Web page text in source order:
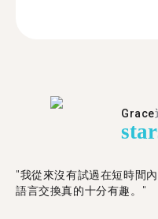
Grace
star
"我從來沒有試過在短時間
語言交換真的十分有趣。"